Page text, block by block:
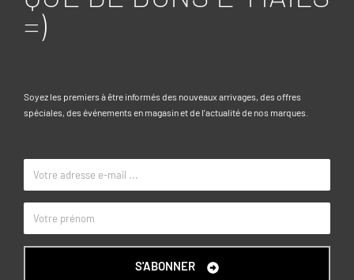
TAILLE 10-11, 11-12, 12-13, 13-14, 14-15
COULEUR
Centre commercial Garden City, R+2, N° 215D
Dely Brahim – Alger
=)
Soyez les premiers à être informés des nouveaux arrivages, des offres
spéciales, des événements en magasin et de l’actualité de nos marques.
S'ABONNER